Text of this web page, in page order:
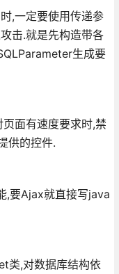
,一定要使用传递参
击.就是先构造带各
生成要
面有速度要求时,禁
供的控件.
,要Ajax就直接写java
类,对数据库结构依